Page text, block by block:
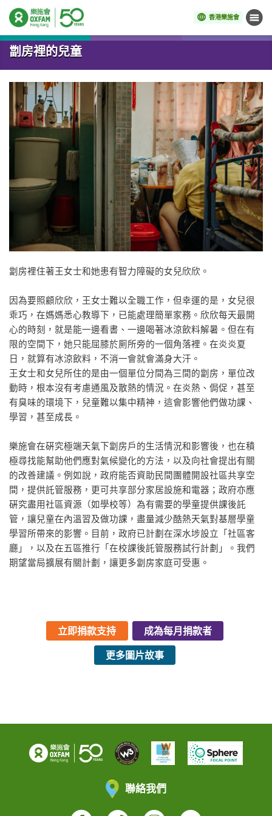
香港樂施會 目錄
開始主要內容
劏房裡的兒童
劏房裡住著王女士和她患有智力障礙的女兒欣欣。
因為要照顧欣欣，王女士難以全職工作，但幸運的是，女兒很
乖巧，在媽媽悉心教導下，已能處理簡單家務。欣欣每天最開
心的時刻，就是能一邊看書、一邊喝著冰涼飲料解暑。但在有
限的空間下，她只能屈膝於厠所旁的一個角落裡。在炎炎夏
日，就算有冰涼飲料，不消一會就會滿身大汗。
王女士和女兒所住的是由一個單位分間為三間的劏房，單位改
動時，根本沒有考慮通風及散熱的情況。在炎熱、侷促，甚至
有臭味的環境下，兒童難以集中精神，這會影響他們做功課、
學習，甚至成長。
樂施會在硏究極端天氣下劏房戶的生活情況和影響後，也在積
極尋找能幫助他們應對氣候變化的方法，以及向社會提出有關
的改善建議。例如說，政府能否資助民間團體開設社區共享空
間，提供託管服務，更可共享部分家居設施和電器；政府亦應
硏究盡用社區資源（如學校等）為有需要的學童提供課後託
管，讓兒童在內溫習及做功課，盡量減少酷熱天氣對基層學童
學習所帶來的影響。目前，政府已計劃在深水埗設立「社區客
廳」，以及在五區推行「在校課後託管服務試行計劃」。我們
期望當局擴展有關計劃，讓更多劏房家庭可受惠。
立即捐款支持 成為每月捐款者
更多圖片故事
聯絡我們